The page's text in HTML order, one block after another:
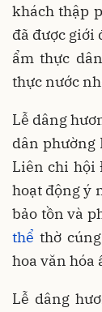
khách thập
đã được giới
ẩm thực
thực nước
Lễ dâng
dân phường
Liên chi hội
hoạt động ý
bảo tồn và
thể thờ
hoa văn hóa
Lễ dâng